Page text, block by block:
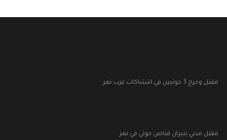
مقتل وجرح 3 حوثيين في اشتباكات غرب تعز
مقتل مدني بنيران قناص حوثي في تعز